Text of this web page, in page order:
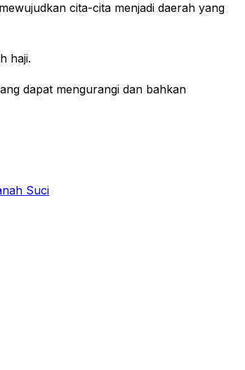
cita-cita menjadi daerah yang
haji.
dapat mengurangi dan bahkan
Suci